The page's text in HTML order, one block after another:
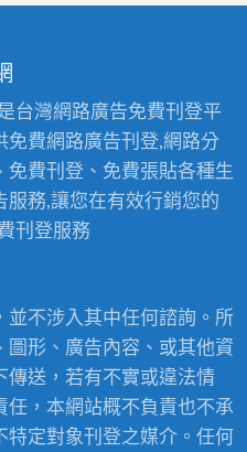
台灣網路廣告免費刊登平
免費網路廣告刊登,網路分
費刊登、免費張貼各種生
務,讓您在有效行銷您的
刊登服務
並不涉入其中任何諮詢。所
形、廣告內容、或其他資
送，若有不實或違法情
，本網站概不負責也不承
定對象刊登之媒介。任何